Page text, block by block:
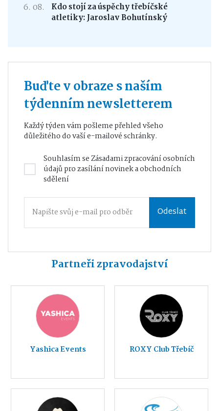
6. 08.
Kdo stojí za úspěchy třebíčské
atletiky: Jaroslav Bohutínský
Buďte v obraze s naším
týdenním newsletterem
Každý týden vám pošleme přehled všeho
důležitého do vaší e-mailové schránky.
Souhlasím seZásadami zpracování osobních
údajůpro zasílání novinek a obchodních
sdělení
Odeslat
Partneři zpravodajství
Yashica Events ROXY Club Třebíč